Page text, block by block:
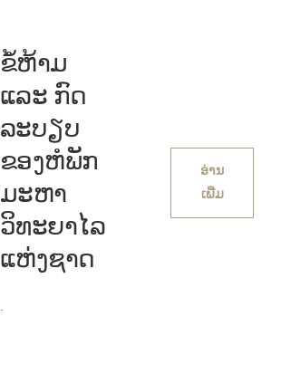
ຂໍ້ຫ້າມ
ແລະ ກົດ
ລະບຽບ
ຂອງຫໍພັກ
ມະຫາ
ວິທະຍາໄລ
ແຫ່ງຊາດ
.
ອ່ານ
ເພີ່ມ